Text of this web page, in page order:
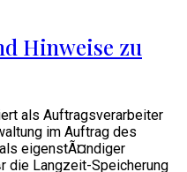
Hinweise zu
als Auftragsverarbeiter
im Auftrag des
eigenstÃ¤ndiger
die Langzeit-Speicherung